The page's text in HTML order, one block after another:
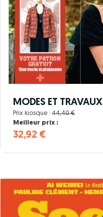
MODES ET TRAVAUX
Prix kiosque : 44,40 €
Meilleur prix :
32,92 €